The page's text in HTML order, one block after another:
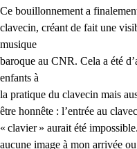
Ce bouillonnement a
clavecin, créant de fait une
musique
baroque au CNR. Cela a été
enfants à
la pratique du clavecin mais
être honnête : l’entrée au
« clavier » aurait été
aucune image à mon arrivée